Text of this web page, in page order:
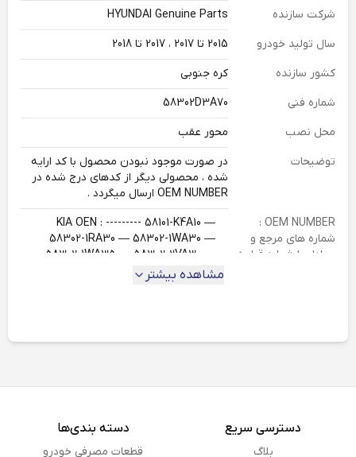
شرکت سازنده
HYUNDAI Genuine Parts
سال تولید خودرو
2015 تا 2017 ، 2017 تا 2018
کشور سازنده
کره جنوبی
شماره فنی
58302D3A70
محل نصب
محور عقب
توضیحات
در صورت موجود نبودن محصول با کد ارایه
شده ، محصولی دیگر از کدهای درج شده در
OEM NUMBER ارسال میگردد .
OEM NUMBER :
شماره های مرجع و
معادل با شماره قطعه
KIA OEN : --------- 58101-K4A10 —
58302-1RA30 — 58302-1WA30 —
58302-1WA35 — 58302-2VA30 —
58302-3RA70 — 58302-3ZA00 —
58302-4BA10 — 58302-4BA60 —
2VA30 — 58302-2VA50 — 58302-
3DA35 — 58302-3KA35 — 58302-
مشاهده بیشتر
دسترسی سریع
بلاگ
دسته بندی‌ها
قطعات مصرفی خودرو